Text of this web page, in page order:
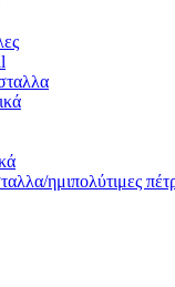
ημιπολύτιμες